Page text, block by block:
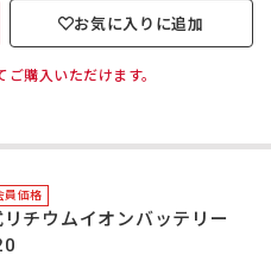
お気に入りに追加
購入いただけます。
員価格
リチウムイオンバッテリー